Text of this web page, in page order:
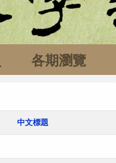
各期瀏覽
中文標題